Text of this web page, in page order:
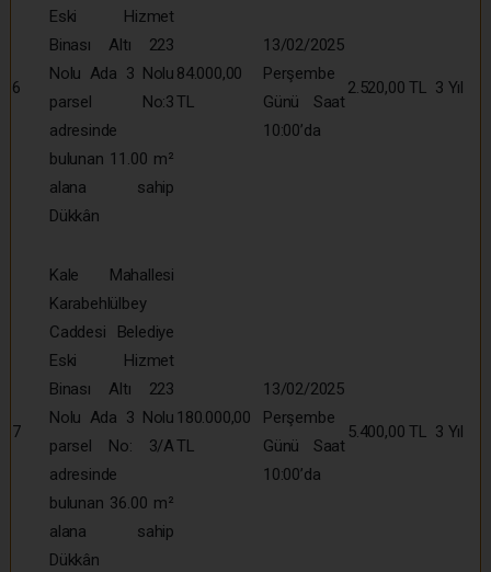
6
Eski Hizmet
Binası Altı 223
Nolu Ada 3 Nolu
parsel No:3
adresinde
bulunan 11.00 m²
alana sahip
Dükkân
84.000,00
TL
13/02/2025
Perşembe
Günü Saat
10:00’da
2.520,00 TL 3 Yıl
7
Kale Mahallesi
Karabehlülbey
Caddesi Belediye
Eski Hizmet
Binası Altı 223
Nolu Ada 3 Nolu
parsel No: 3/A
adresinde
bulunan 36.00 m²
alana sahip
Dükkân
180.000,00
TL
13/02/2025
Perşembe
Günü Saat
10:00’da
5.400,00 TL 3 Yıl